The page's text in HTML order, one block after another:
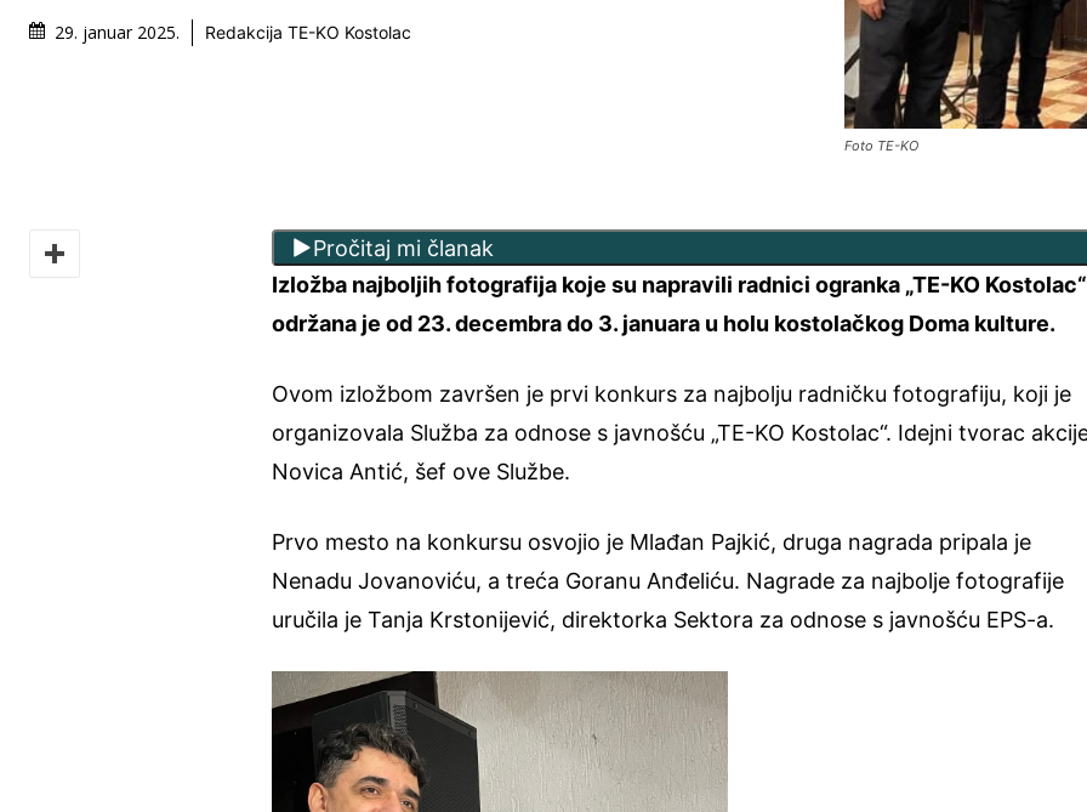
29. januar 2025. Redakcija TE-KO Kostolac
Foto TE-KO
Pročitaj mi članak
Izložba najboljih fotografija koje su napravili radnici ogranka „TE-KO Kostolac“
održana je od 23. decembra do 3. januara u holu kostolačkog Doma kulture.
Ovom izložbom završen je prvi konkurs za najbolju radničku fotografiju, koji je
organizovala Služba za odnose s javnošću „TE-KO Kostolac“. Idejni tvorac
Novica Antić, šef ove Službe.
Prvo mesto na konkursu osvojio je Mlađan Pajkić, druga nagrada pripala je
Nenadu Jovanoviću, a treća Goranu Anđeliću. Nagrade za najbolje fotografije
uručila je Tanja Krstonijević, direktorka Sektora za odnose s javnošću EPS-a.